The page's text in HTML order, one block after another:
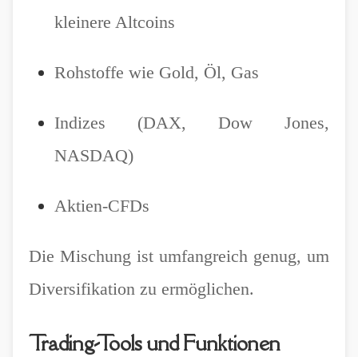
kleinere Altcoins
Rohstoffe wie Gold, Öl, Gas
Indizes (DAX, Dow Jones,
NASDAQ)
Aktien-CFDs
Die Mischung ist umfangreich genug, um
Diversifikation zu ermöglichen.
Trading-Tools und Funktionen